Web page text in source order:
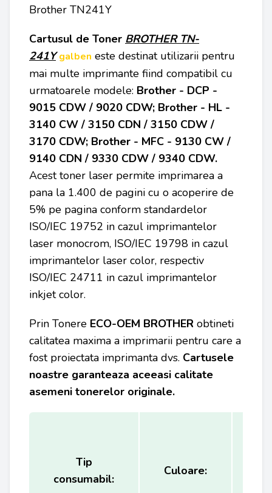
Brother TN241Y
Cartusul de Toner BROTHER TN-
241Y galben este destinat utilizarii pentru
mai multe imprimante fiind compatibil cu
urmatoarele modele: Brother - DCP -
9015 CDW / 9020 CDW; Brother - HL -
3140 CW / 3150 CDN / 3150 CDW /
3170 CDW; Brother - MFC - 9130 CW /
9140 CDN / 9330 CDW / 9340 CDW.
Acest toner laser permite imprimarea a
pana la 1.400 de pagini cu o acoperire de
5% pe pagina conform standardelor
ISO/IEC 19752 in cazul imprimantelor
laser monocrom, ISO/IEC 19798 in cazul
imprimantelor laser color, respectiv
ISO/IEC 24711 in cazul imprimantelor
inkjet color.
Prin Tonere ECO-OEM BROTHER obtineti
calitatea maxima a imprimarii pentru care a
fost proiectata imprimanta dvs. Cartusele
noastre garanteaza aceeasi calitate
asemeni tonerelor originale.
Tip
consumabil:
Culoare: